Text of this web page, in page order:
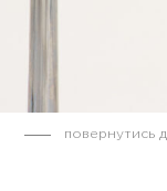
повернутись